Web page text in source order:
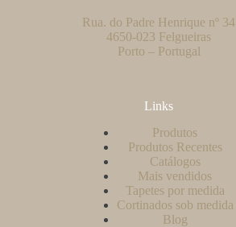
Rua. do Padre Henrique nº 34
4650-023 Felgueiras
Porto – Portugal
Links
Produtos
Produtos Recentes
Catálogos
Mais vendidos
Tapetes por medida
Cortinados sob medida
Blog